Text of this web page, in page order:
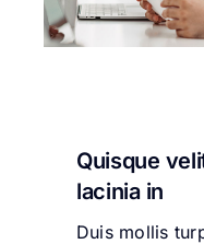
Quisque
lacinia in
Duis mollis